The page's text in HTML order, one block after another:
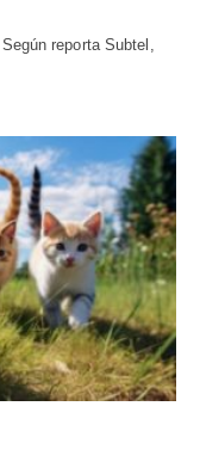
reporta Subtel,